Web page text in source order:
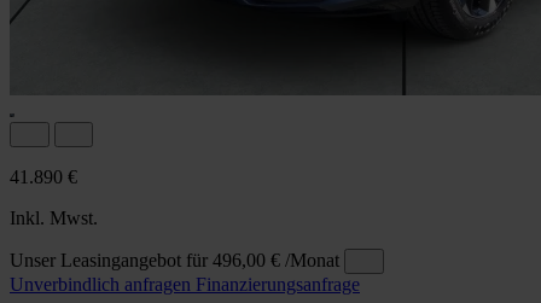
41.890 €
Inkl. Mwst.
Unser Leasingangebot für 496,00 € /Monat
Unverbindlich anfragen Finanzierungsanfrage